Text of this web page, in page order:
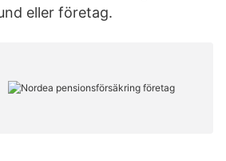
eller företag.